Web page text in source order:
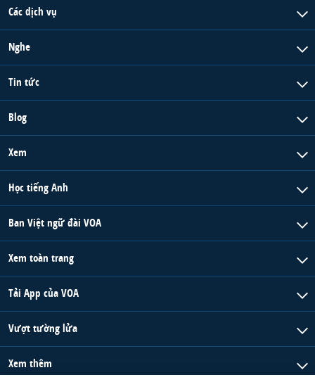
Các dịch vụ
Nghe
Tin tức
Blog
Xem
Học tiếng Anh
Ban Việt ngữ đài VOA
Xem toàn trang
Tải App của VOA
Vượt tường lửa
Xem thêm